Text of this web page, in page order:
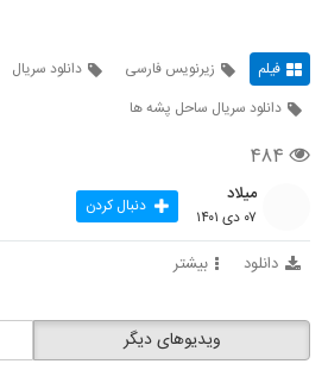
فیلم زیرنویس فارسی
دانلود سریال
دانلود سریال ساحل پشه ها
۴۸۴
میلاد
۰۷ دی ۱۴۰۱ دنبال کردن
دانلود بیشتر
ویدیوهای دیگر